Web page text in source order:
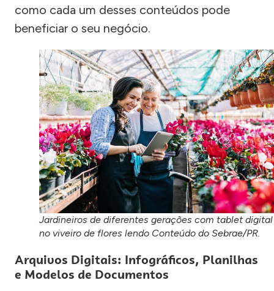
como cada um desses conteúdos pode
beneficiar o seu negócio.
Jardineiros de diferentes gerações com tablet digital
no viveiro de flores lendo Conteúdo do Sebrae/PR.
Arquivos Digitais: Infográficos, Planilhas
e Modelos de Documentos